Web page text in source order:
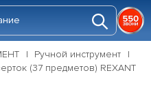
Ручной инструмент
(37 предметов) REXANT